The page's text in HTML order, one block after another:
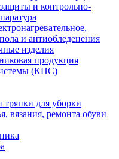
и контрольно-
и антиобледенения
изделия
продукция
(КНС)
тряпки для уборки
вязания, ремонта обуви